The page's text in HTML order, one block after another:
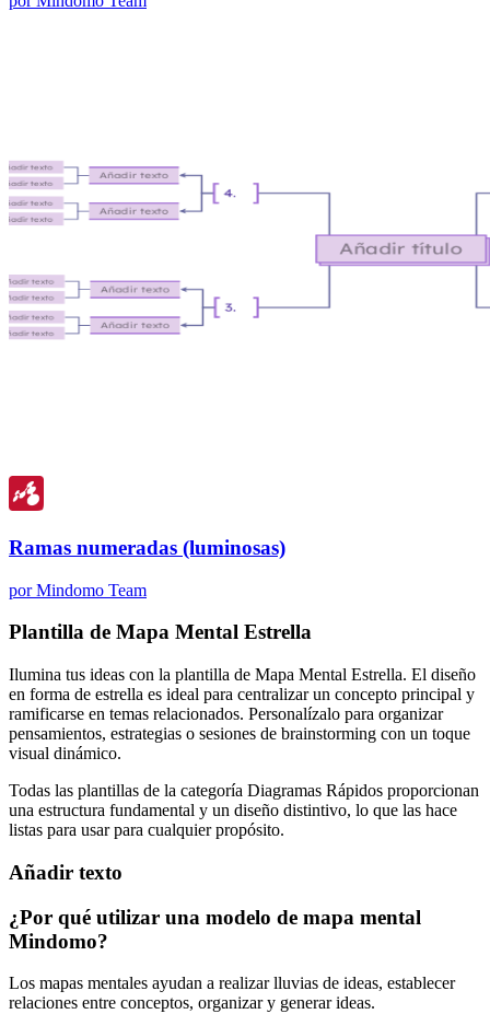
Ramas numeradas (luminosas)
por Mindomo Team
Plantilla de Mapa Mental Estrella
Ilumina tus ideas con la plantilla de Mapa Mental Estrella. El diseño
en forma de estrella es ideal para centralizar un concepto principal y
ramificarse en temas relacionados. Personalízalo para organizar
pensamientos, estrategias o sesiones de brainstorming con un toque
visual dinámico.
Todas las plantillas de la categoría Diagramas Rápidos proporcionan
una estructura fundamental y un diseño distintivo, lo que las hace
listas para usar para cualquier propósito.
Añadir texto
¿Por qué utilizar una modelo de mapa mental
Mindomo?
Los mapas mentales ayudan a realizar lluvias de ideas, establecer
relaciones entre conceptos, organizar y generar ideas.